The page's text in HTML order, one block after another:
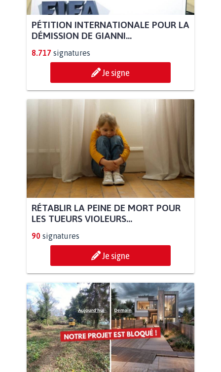
PÉTITION INTERNATIONALE POUR LA
DÉMISSION DE GIANNI...
8.717 signatures
Je signe
RÉTABLIR LA PEINE DE MORT POUR
LES TUEURS VIOLEURS...
90 signatures
Je signe